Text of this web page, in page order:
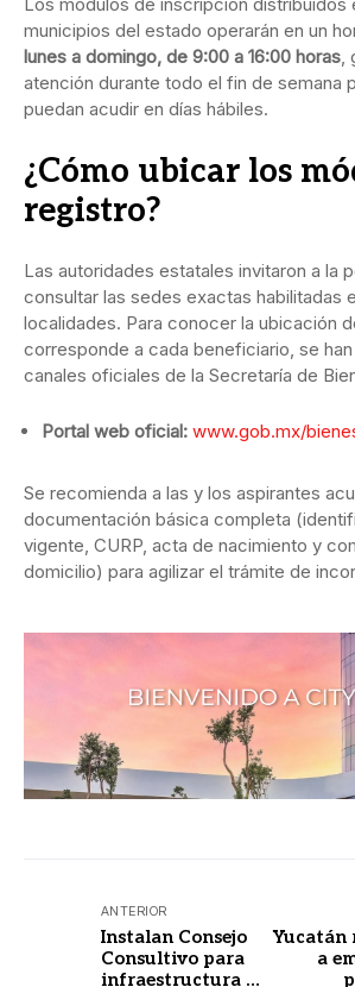
municipios del estado operarán en un
lunes a domingo, de 9:00 a 16:00 horas,
atención durante todo el fin de semana
puedan acudir en días hábiles.
¿Cómo ubicar los
registro?
Las autoridades estatales invitaron a la
consultar las sedes exactas habilitadas
localidades. Para conocer la ubicación
corresponde a cada beneficiario, se
canales oficiales de la Secretaría de
Portal web oficial: www.gob.mx/
Se recomienda a las y los aspirantes
documentación básica completa
vigente, CURP, acta de nacimiento y
domicilio) para agilizar el trámite de
ANTERIOR
Instalan Consejo
Consultivo para
infraestructura y
Yucatán
a